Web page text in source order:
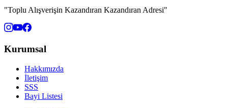
"Toplu Alışverişin Kazandıran Kazandıran Adresi"
Kurumsal
Hakkımızda
İletişim
SSS
Bayi Listesi